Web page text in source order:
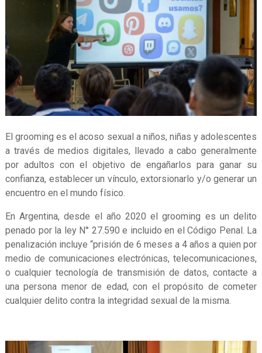
El grooming es el acoso sexual a niños, niñas y adolescentes
a través de medios digitales, llevado a cabo generalmente
por adultos con el objetivo de engañarlos para ganar su
confianza, establecer un vínculo, extorsionarlo y/o generar un
encuentro en el mundo físico.
En Argentina, desde el año 2020 el grooming es un delito
penado por la ley N° 27.590 e incluido en el Código Penal. La
penalización incluye “prisión de 6 meses a 4 años a quien por
medio de comunicaciones electrónicas, telecomunicaciones,
o cualquier tecnología de transmisión de datos, contacte a
una persona menor de edad, con el propósito de cometer
cualquier delito contra la integridad sexual de la misma.